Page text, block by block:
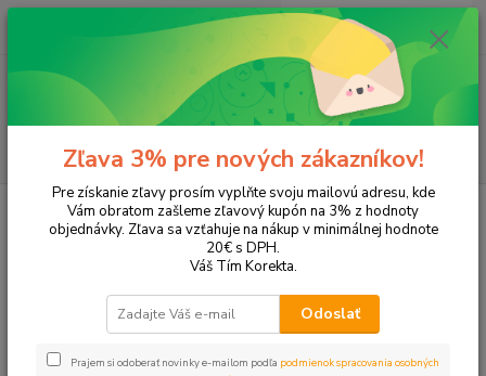
Hľadať
ks
za 0,00 EUR
Tonery a náplne do tlačiarní EPSON Aculaser M2300
Aculaser M2300
Upresniť parametre
Zľava 3% pre nových zákazníkov!
Pre získanie zľavy prosím vyplňte svoju mailovú adresu, kde
Vám obratom zašleme zľavový kupón na 3% z hodnoty
objednávky. Zľava sa vzťahuje na nákup v minimálnej hodnote
20€ s DPH.
Váš Tím Korekta.
Odoslať
Prajem si odoberať novinky e-mailom podľa podmienok spracovania osobných